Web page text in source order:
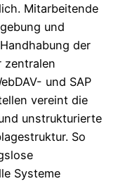
Mitarbeitende
und
der
zentralen
und SAP
vereint die
unstrukturierte
So
Systeme